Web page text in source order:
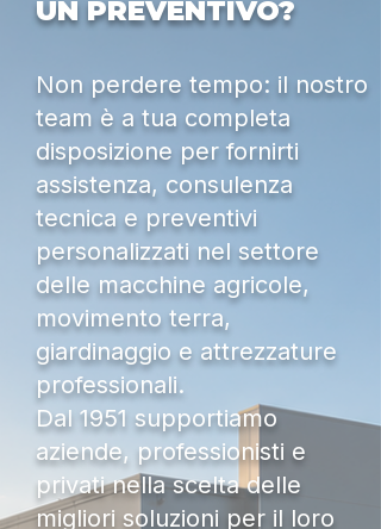
UN PREVENTIVO?
Non perdere tempo: il nostro
team è a tua completa
disposizione per fornirti
assistenza, consulenza
tecnica e preventivi
personalizzati nel settore
delle macchine agricole,
movimento terra,
giardinaggio e attrezzature
professionali.
Dal 1951 supportiamo
aziende, professionisti e
privati nella scelta delle
migliori soluzioni per il loro